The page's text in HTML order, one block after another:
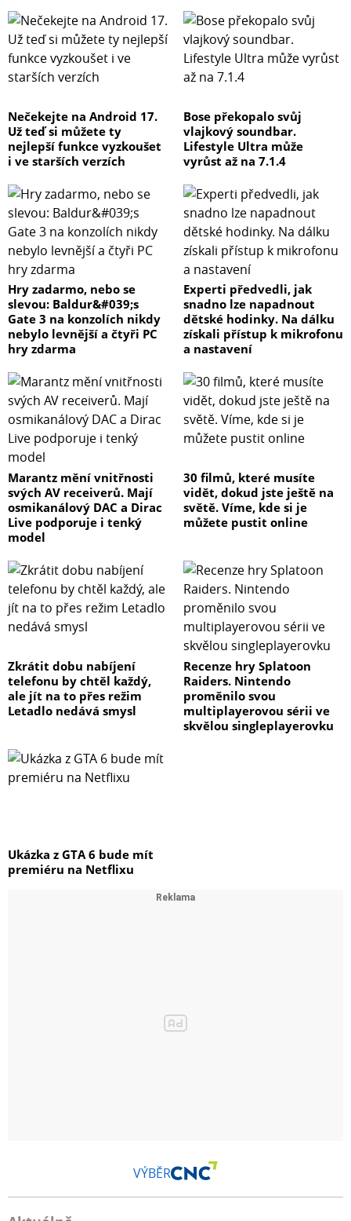
Nečekejte na Android 17.
Už teď si můžete ty
nejlepší funkce vyzkoušet
i ve starších verzích
Bose překopalo svůj
vlajkový soundbar.
Lifestyle Ultra může
vyrůst až na 7.1.4
Hry zadarmo, nebo se
slevou: Baldur&#039;s
Gate 3 na konzolích nikdy
nebylo levnější a čtyři PC
hry zdarma
Experti předvedli, jak
snadno lze napadnout
dětské hodinky. Na dálku
získali přístup k mikrofonu
a nastavení
Marantz mění vnitřnosti
svých AV receiverů. Mají
osmikanálový DAC a Dirac
Live podporuje i tenký
model
30 filmů, které musíte
vidět, dokud jste ještě na
světě. Víme, kde si je
můžete pustit online
Zkrátit dobu nabíjení
telefonu by chtěl každý,
ale jít na to přes režim
Letadlo nedává smysl
Recenze hry Splatoon
Raiders. Nintendo
proměnilo svou
multiplayerovou sérii ve
skvělou singleplayerovku
Ukázka z GTA 6 bude mít
premiéru na Netflixu
VÝBĚR